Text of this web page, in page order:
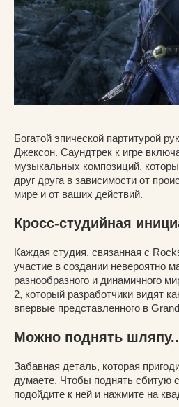
Богатой эпической партитурой
Джексон. Саундтрек к игре
музыкальных композиций,
друг друга в зависимости от
мире и от ваших действий.
Кросс-студийная
Каждая студия, связанная с
участие в создании невероятно
разнообразного и динамичного
2, который разработчики видят
впервые представленного в
Можно поднять
Забавная деталь, которая
думаете. Чтобы поднять сбитую
подойдите к ней и нажмите на